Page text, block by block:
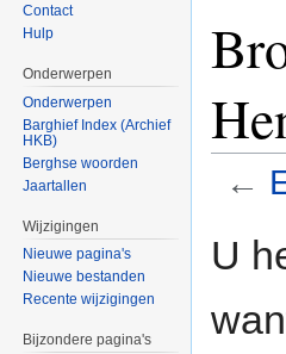
←
U
Contact
Hulp
Onderwerpen
Onderwerpen
Barghief Index (Archief
HKB)
Berghse woorden
Jaartallen
Wijzigingen
Nieuwe pagina's
Nieuwe bestanden
Recente wijzigingen
Bijzondere pagina's